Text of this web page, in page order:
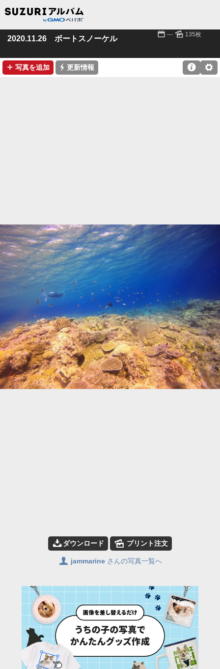
2020.11.26 ボートスノーケル 📅 --- 🌄 135枚
➕ 写真を追加 ⚡ 更新情報 ⚙

📥ダウンロード 🌄 プリント注文
👤 jammarineさんの写真一覧へ